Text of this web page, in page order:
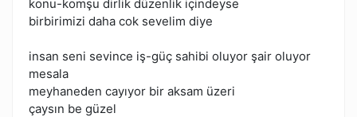
konu-komşu dirlik düzenlik içindeyse
birbirimizi daha cok sevelim diye
insan seni sevince iş-güç sahibi oluyor şair oluyor
mesala
meyhaneden cayıyor bir aksam üzeri
çaysın be güzel